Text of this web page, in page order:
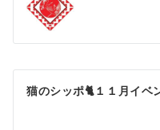
猫のシッポ🐈１１月イベ